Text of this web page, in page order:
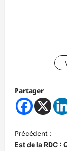
Partager
N
a
Précédent :
Est de la RDC